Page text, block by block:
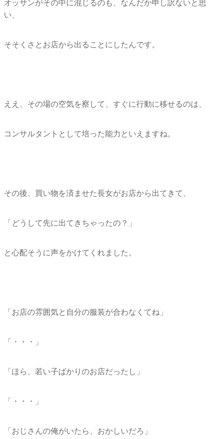
オッサンがその中に混じるのも、なんだか申し訳ないと思
い、
そそくさとお店から出ることにしたんです。
ええ、その場の空気を察して、すぐに行動に移せるのは、
コンサルタントとして培った能力といえますね。
その後、買い物を済ませた長女がお店から出てきて、
「どうして先に出てきちゃったの？」
と心配そうに声をかけてくれました。
「お店の雰囲気と自分の服装が合わなくてね」
「・・・」
「ほら、若い子ばかりのお店だったし」
「・・・」
「おじさんの俺がいたら、おかしいだろ」